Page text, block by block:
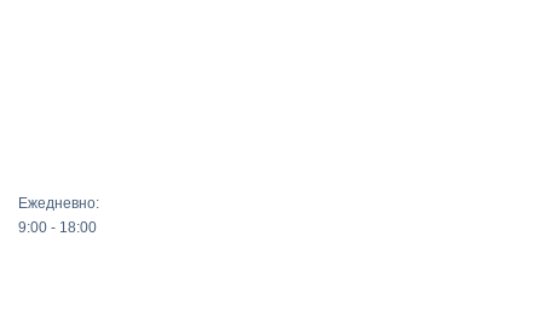
Ежедневно:
9:00 - 18:00